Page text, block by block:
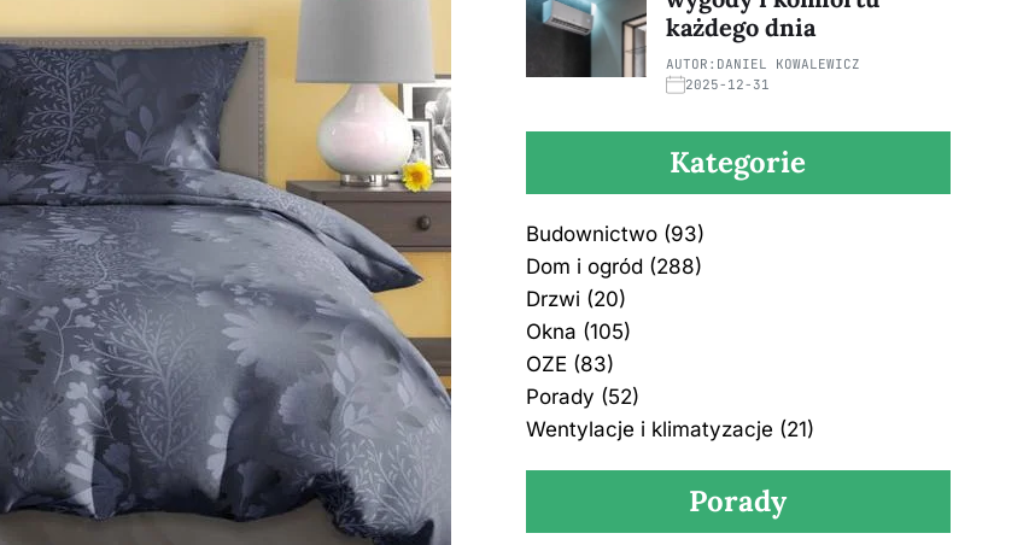
każdego dnia
AUTOR: DANIEL KOWALEWICZ
2025-12-31
Kategorie
Budownictwo(93)
Dom i ogród (288)
Drzwi (20)
Okna (105)
OZE(83)
Porady (52)
Wentylacje i klimatyzacje (21)
Porady